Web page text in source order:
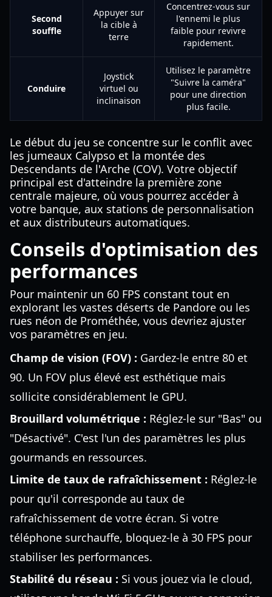
Second
souffle
Appuyer sur
la cible à
terre
Concentrez-vous sur
l'ennemi le plus
faible pour revivre
rapidement.
Conduire
Joystick
virtuel ou
inclinaison
Utilisez le paramètre
"Suivre la caméra"
pour une direction
plus facile.
Le début du jeu se concentre sur le conflit avec
les jumeaux Calypso et la montée des
Descendants de l'Arche (COV). Votre objectif
principal est d'atteindre la première zone
centrale majeure, où vous pourrez accéder à
votre banque, aux stations de personnalisation
et aux distributeurs automatiques.
Conseils d'optimisation des
performances
Pour maintenir un 60 FPS constant tout en
explorant les vastes déserts de Pandore ou les
rues néon de Prométhée, vous devriez ajuster
vos paramètres en jeu.
Champ de vision (FOV) : Gardez-le entre 80 et
90. Un FOV plus élevé est esthétique mais
sollicite considérablement le GPU.
Brouillard volumétrique : Réglez-le sur "Bas" ou
"Désactivé". C'est l'un des paramètres les plus
gourmands en ressources.
Limite de taux de rafraîchissement : Réglez-le
pour qu'il corresponde au taux de
rafraîchissement de votre écran. Si votre
téléphone surchauffe, bloquez-le à 30 FPS pour
stabiliser les performances.
Stabilité du réseau : Si vous jouez via le cloud,